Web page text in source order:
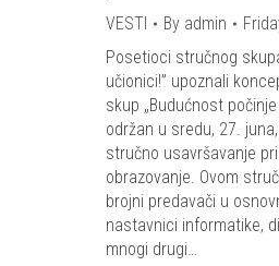
VESTI By admin
Posetioci stručnog
učionici!” upoznali
skup „Budućnost
održan u sredu, 27.
stručno usavršavanje
obrazovanje. Ovom
brojni predavači u
nastavnici informatike,
mnogi drugi…